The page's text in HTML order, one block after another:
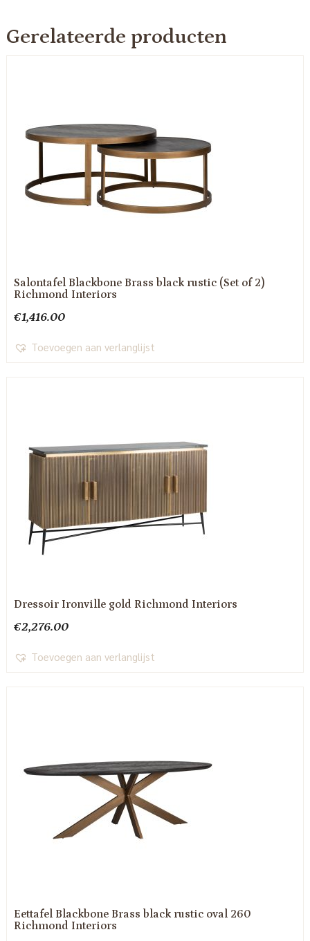
Gerelateerde producten
Salontafel Blackbone Brass black rustic (Set of 2)
Richmond Interiors
€1,416.00
Toevoegen aan verlanglijst
Dressoir Ironville gold Richmond Interiors
€2,276.00
Toevoegen aan verlanglijst
Eettafel Blackbone Brass black rustic oval 260
Richmond Interiors